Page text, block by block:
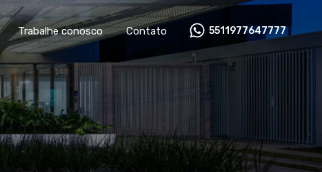
Imóveis Anunciar imóvel Trabalhe conosco Contato
Trabalhe conosco Contato 5511977647777